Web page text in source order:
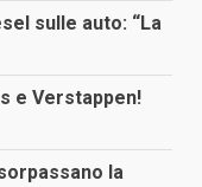
sulle auto: “La
e Verstappen!
la